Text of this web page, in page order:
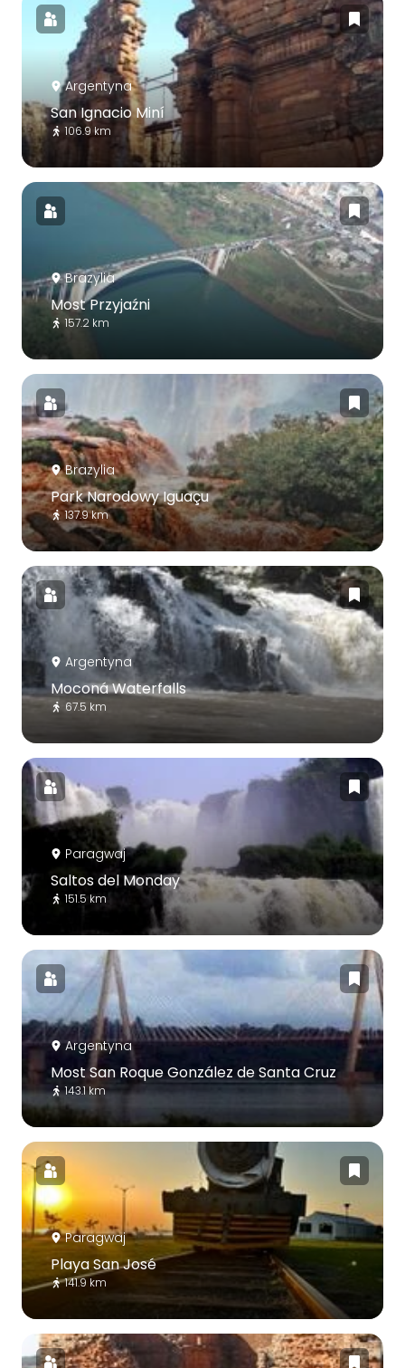
Argentyna
San Ignacio Miní
106.9 km
Brazylia
Most Przyjaźni
157.2 km
Brazylia
Park Narodowy Iguaçu
137.9 km
Argentyna
Moconá Waterfalls
67.5 km
Paragwaj
Saltos del Monday
151.5 km
Argentyna
Most San Roque González de Santa Cruz
143.1 km
Paragwaj
Playa San José
141.9 km